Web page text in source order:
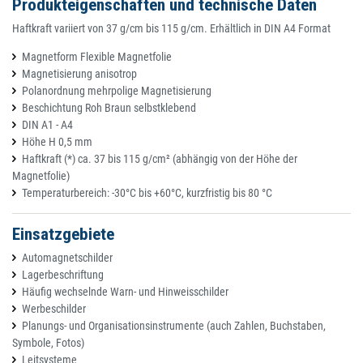
Produkteigenschaften und technische Daten
Haftkraft variiert von 37 g/cm bis 115 g/cm. Erhältlich in DIN A4 Format
Magnetform Flexible Magnetfolie
Magnetisierung anisotrop
Polanordnung mehrpolige Magnetisierung
Beschichtung Roh Braun selbstklebend
DIN A1 - A4
Höhe H 0,5 mm
Haftkraft (*) ca. 37 bis 115 g/cm² (abhängig von der Höhe der
Magnetfolie)
Temperaturbereich: -30°C bis +60°C, kurzfristig bis 80 °C
Einsatzgebiete
Automagnetschilder
Lagerbeschriftung
Häufig wechselnde Warn- und Hinweisschilder
Werbeschilder
Planungs- und Organisationsinstrumente (auch Zahlen, Buchstaben,
Symbole, Fotos)
Leitsysteme